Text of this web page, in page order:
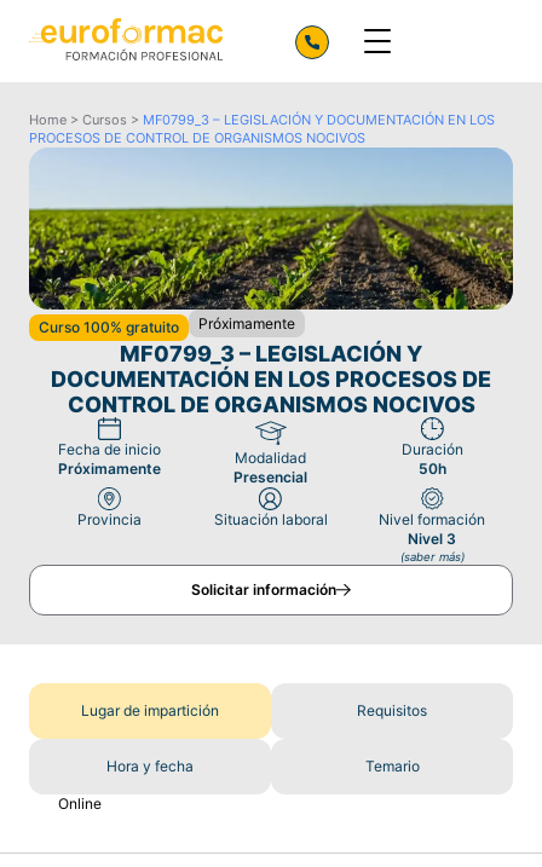
Home > Cursos > MF0799_3 – LEGISLACIÓN Y DOCUMENTACIÓN EN LOS
PROCESOS DE CONTROL DE ORGANISMOS NOCIVOS
Curso 100% gratuito Próximamente
MF0799_3 – LEGISLACIÓN Y
DOCUMENTACIÓN EN LOS PROCESOS DE
CONTROL DE ORGANISMOS NOCIVOS
Fecha de inicio
Próximamente
Modalidad
Presencial
Duración
50h
Provincia Situación laboral
Nivel formación
Nivel 3
(saber más)
Solicitar información
Lugar de impartición Requisitos
Hora y fecha Temario
Online